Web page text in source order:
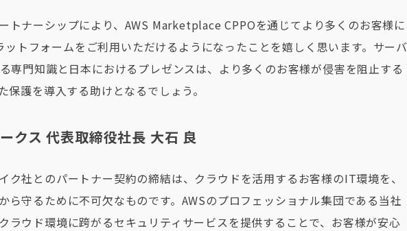
トナーシップにより、AWS Marketplace CPPOを通じてより多くのお客様に
トフォームをご利用いただけるようになったことを嬉しく思います。サーバ
専門知識と日本におけるプレゼンスは、より多くのお客様が侵害を阻止する
保護を導入する助けとなるでしょう。
クス 代表取締役社長 大石 良
ク社とのパートナー契約の締結は、クラウドを活用するお客様のIT環境を、
ら守るために不可欠なものです。AWSのプロフェッショナル集団である当社
ラウド環境に跨がるセキュリティサービスを提供することで、お客様が安心